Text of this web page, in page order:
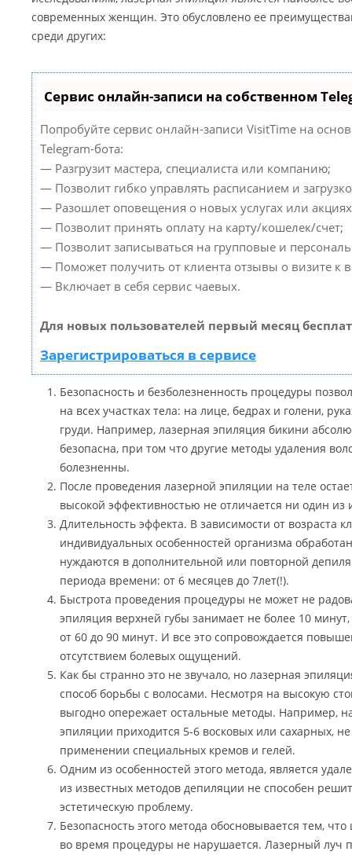
современных женщин. Это обусловлено ее
среди других:
Сервис онлайн-записи на собственном
Попробуйте сервис онлайн-записи VisitTime на
Telegram-бота:
— Разгрузит мастера, специалиста или компанию;
— Позволит гибко управлять расписанием и
— Разошлет оповещения о новых услугах или
— Позволит принять оплату на карту/кошелек/счет;
— Позволит записываться на групповые и
— Поможет получить от клиента отзывы о визите к
— Включает в себя сервис чаевых.
Для новых пользователей первый месяц
Зарегистрироваться в сервисе
Безопасность и безболезненность процедуры
на всех участках тела: на лице, бедрах и голени,
груди. Например, лазерная эпиляция бикини
безопасна, при том что другие методы удаления
болезненны.
После проведения лазерной эпиляции на теле
высокой эффективностью не отличается ни один из
Длительность эффекта. В зависимости от возраста
индивидуальных особенностей организма
нуждаются в дополнительной или повторной
периода времени: от 6 месяцев до 7лет(!).
Быстрота проведения процедуры не может не
эпиляция верхней губы занимает не более 10
от 60 до 90 минут. И все это сопровождается
отсутствием болевых ощущений.
Как бы странно это не звучало, но лазерная
способ борьбы с волосами. Несмотря на высокую
выгодно опережает остальные методы. Например,
эпиляции приходится 5-6 восковых или сахарных,
применении специальных кремов и гелей.
Одним из особенностей этого метода, является
из известных методов депиляции не способен
эстетическую проблему.
Безопасность этого метода обосновывается тем,
во время процедуры не нарушается. Лазерный луч